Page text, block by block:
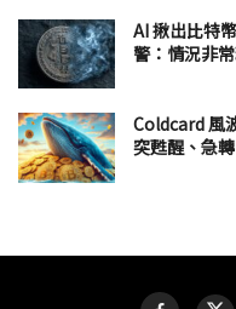
AI 揪出比特
警：情況非
Coldcard 風
突甦醒、急